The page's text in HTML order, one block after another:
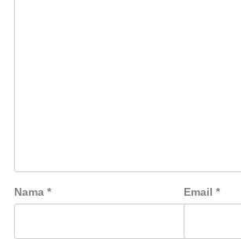
Nama * Email *